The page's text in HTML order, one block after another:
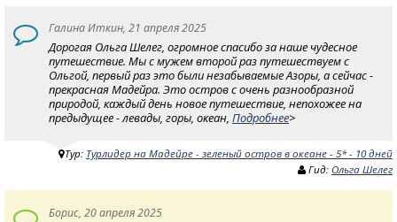
Галина Иткин, 21 апреля 2025
Дорогая Ольга Шелег, огромное спасибо за наше чудесное
путешествие. Мы с мужем второй раз путешествуем с
Ольгой, первый раз это были незабываемые Азоры, а сейчас -
прекрасная Мадейра. Это остров с очень разнообразной
природой, каждый день новое путешествие, непохожее на
предыдущее - левады, горы, океан, Подробнее>
Тур: Турлидер на Мадейре - зеленый остров в океане - 5* - 10 дней
Гид: Ольга Шелег
Борис, 20 апреля 2025